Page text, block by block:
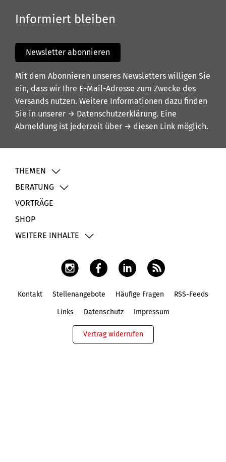
Informiert bleiben
Newsletter abonnieren
Mit dem Abonnieren unseres Newsletters willigen Sie
ein, dass wir Ihre E-Mail-Adresse zum Zwecke des
Versands nutzen. Weitere Informationen dazu finden
Sie in unserer → Datenschutzerklärung. Eine
Abmeldung ist jederzeit über → diesen Link möglich.
THEMEN
BERATUNG
VORTRÄGE
SHOP
WEITERE INHALTE
Kontakt Stellenangebote Häufige Fragen RSS-Feeds
Links Datenschutz Impressum
Vertrag widerrufen